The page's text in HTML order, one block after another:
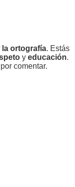
la ortografía. Estás
y educación.
comentar.